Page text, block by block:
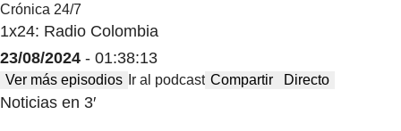
Crónica 24/7
1x24: Radio Colombia
23/08/2024 - 01:38:13
Ver más episodios Ir al podcast Compartir Directo
Noticias en 3′